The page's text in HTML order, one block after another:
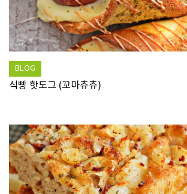
BLOG
식빵 핫도그 (꼬마츄츄)